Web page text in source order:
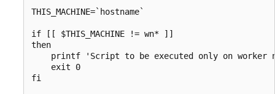
THIS_MACHINE=`hostname`
if [[ $THIS_MACHINE != wn* ]]
then
printf 'Script to be executed only on worker
    exit 0
fi